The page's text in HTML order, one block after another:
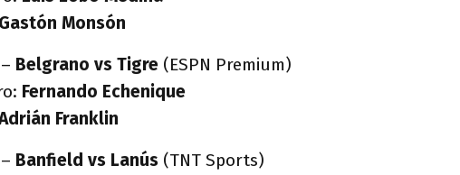
Gastón Monsón
– Belgrano vs Tigre (ESPN Premium)
Fernando Echenique
Franklin
– Banfield vs Lanús (TNT Sports)